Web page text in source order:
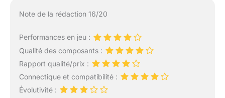
Note de la rédaction 16/20
Performances en jeu :
Qualité des composants :
Rapport qualité/prix :
Connectique et compatibilité :
Évolutivité :